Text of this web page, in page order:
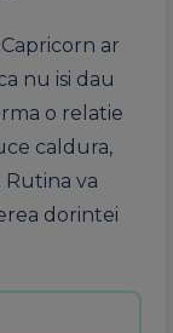
ar
nu isi dau
o relatie
caldura,
Rutina va
dorintei